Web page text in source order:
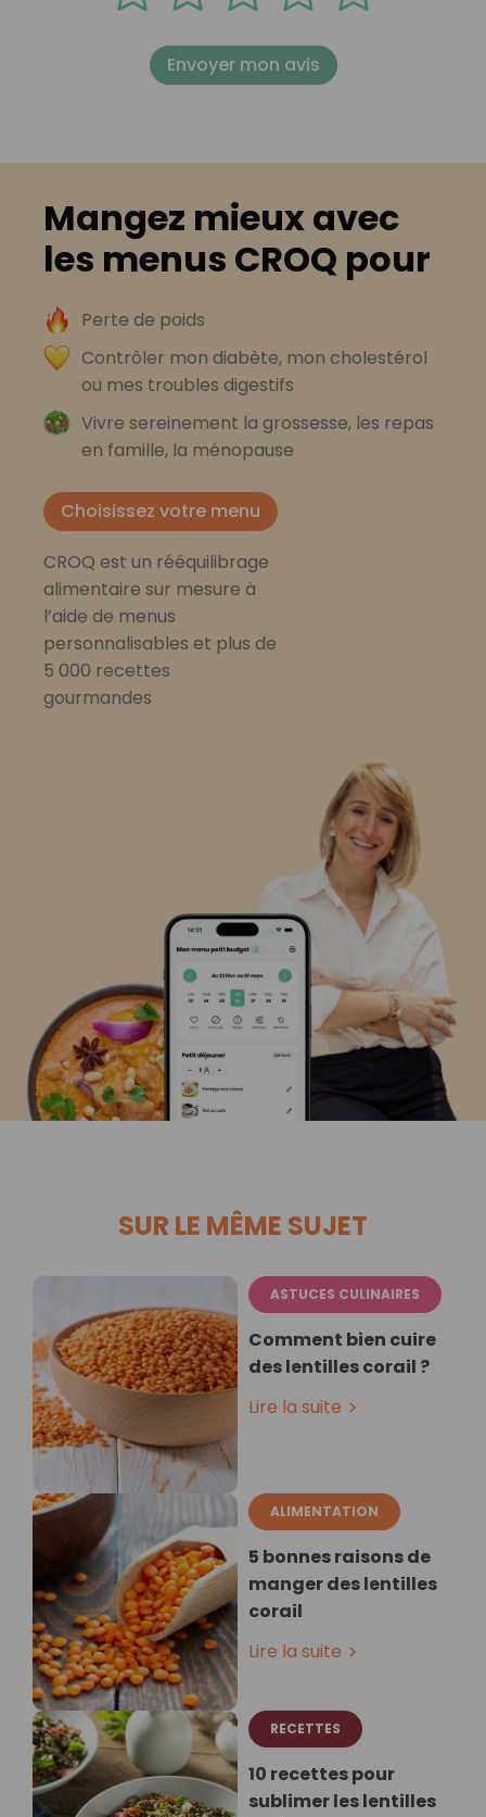
Envoyer mon avis
Mangez mieux avec
les menus CROQ pour
Perte de poids
Contrôler mon diabète, mon cholestérol
ou mes troubles digestifs
Vivre sereinement la grossesse, les repas
en famille, la ménopause
Choisissez votre menu
CROQ est un rééquilibrage
alimentaire sur mesure à
l’aide de menus
personnalisables et plus de
5 000 recettes
gourmandes
SUR LE MÊME SUJET
ASTUCES CULINAIRES
Comment bien cuire
des lentilles corail ?
Lire la suite
ALIMENTATION
5 bonnes raisons de
manger des lentilles
corail
Lire la suite
RECETTES
10 recettes pour
sublimer les lentilles